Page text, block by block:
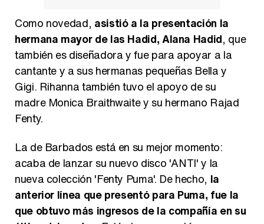
Como novedad, asistió a la presentación la
hermana mayor de las Hadid, Alana Hadid, que
también es diseñadora y fue para apoyar a la
cantante y a sus hermanas pequeñas Bella y
Gigi. Rihanna también tuvo el apoyo de su
madre Monica Braithwaite y su hermano Rajad
Fenty.
La de Barbados está en su mejor momento:
acaba de lanzar su nuevo disco 'ANTI' y la
nueva colección 'Fenty Puma'. De hecho, la
anterior línea que presentó para Puma, fue la
que obtuvo más ingresos de la compañía en su